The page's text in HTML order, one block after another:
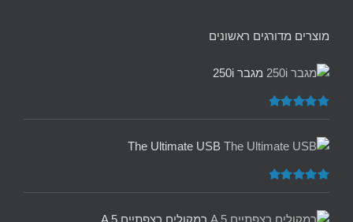
מוצרים מדורגים ראשונים
מגבר 250i
דורג5.00
The Ultimate USB
דורג5.00
רמקולים רצפתיים A 5